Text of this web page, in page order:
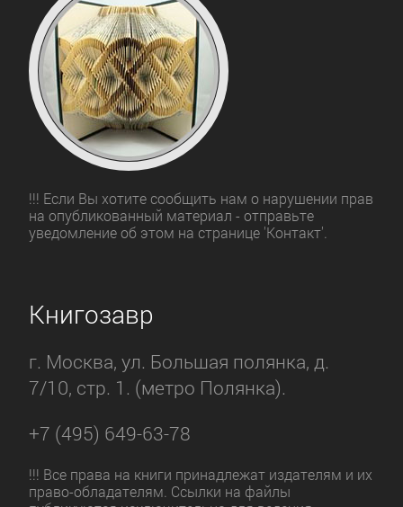
!!! Если Вы хотите сообщить нам о нарушении прав
на опубликованный материал - отправьте
уведомление об этом на странице 'Контакт'.
Книгозавр
г. Москва, ул. Большая полянка, д.
7/10, стр. 1. (метро Полянка).
+7 (495) 649-63-78
!!! Все права на книги принадлежат издателям и их
право-обладателям. Ссылки на файлы